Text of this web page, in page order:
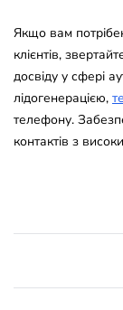
Якщо вам
клієнтів,
досвіду у сфері
лідогенерацією,
телефону.
контактів з